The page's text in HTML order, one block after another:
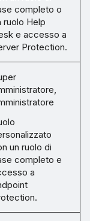
completo o
ruolo Help
e accesso a
Protection.
un ruolo di
completo e
a